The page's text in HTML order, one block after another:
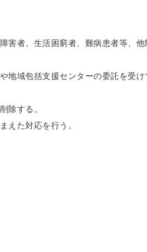
者、生活困窮者、難病患者等、
地域包括支援センターの委託を受
除する。
えた対応を行う。